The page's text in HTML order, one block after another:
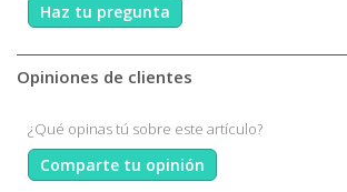
Haz tu pregunta
Opiniones de clientes
¿Qué opinas tú sobre este artículo?
Comparte tu opinión